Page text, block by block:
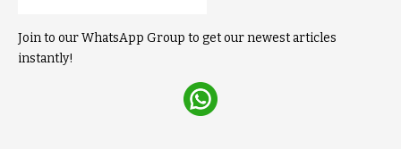
Join to our WhatsApp Group to get our newest articles
instantly!